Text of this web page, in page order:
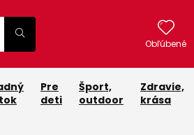
Obľúbené
Pre
deti
Šport,
outdoor
Zdravie,
krása